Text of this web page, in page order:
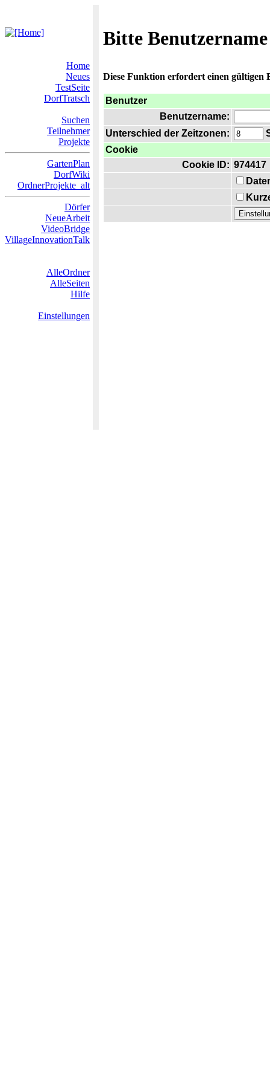
Bitte
Home
Neues
TestSeite
DorfTratsch
Suchen
Teilnehmer
Projekte
GartenPlan
DorfWiki
OrdnerProjekte_alt
Dörfer
NeueArbeit
VideoBridge
VillageInnovationTalk
AlleOrdner
AlleSeiten
Hilfe
Einstellungen
Diese Funktion erfordert einen gültigen
Benutzer
Benutzername:
Unterschied der Zeitzonen:
Cookie
Cookie ID: 974417